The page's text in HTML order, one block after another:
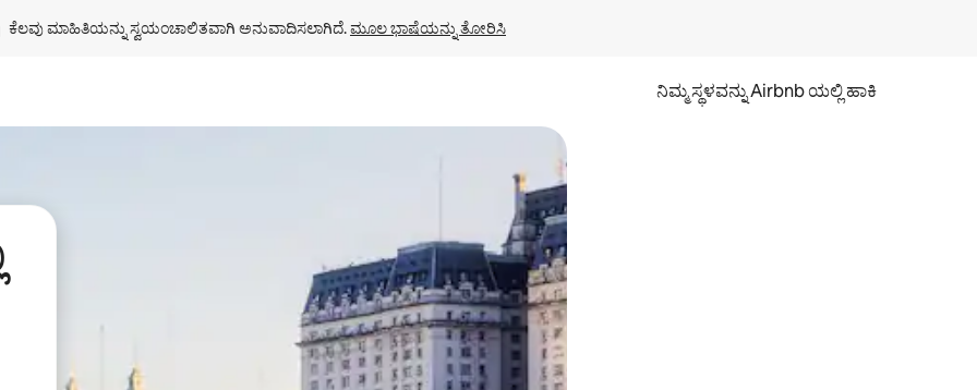
ಕೆಲವು ಮಾಹಿತಿಯನ್ನು ಸ್ವಯಂಚಾಲಿತವಾಗಿ ಅನುವಾದಿಸಲಾಗಿದೆ. ಮೂಲ ಭಾಷೆಯನ್ನು ತೋರಿಸಿ
ನಿಮ್ಮ ಸ್ಥಳವನ್ನು Airbnb ಯಲ್ಲಿ ಹಾಕಿ